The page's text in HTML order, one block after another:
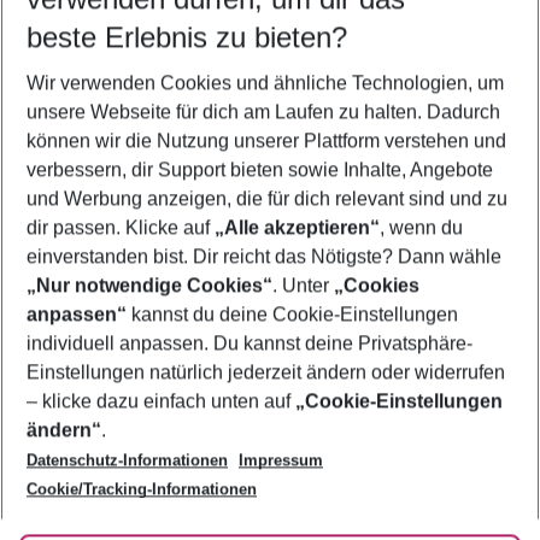
5-8 Nächte
2 Erwachsene Keine Kinder
Mehr Filter anzeigen
Footer
Footer navigation
Über uns
AGB
Bestpreisgarantie
Cookie-Einstellungen ändern
Cookie-Richtlinie
Agenturbetreuung
Barrierefreies Reisen
Folge uns
beste Erlebnis zu bieten?
Wir verwenden Cookies und ähnliche Technologien, um
unsere Webseite für dich am Laufen zu halten. Dadurch
können wir die Nutzung unserer Plattform verstehen und
verbessern, dir Support bieten sowie Inhalte, Angebote
und Werbung anzeigen, die für dich relevant sind und zu
dir passen. Klicke auf „Alle akzeptieren“, wenn du
einverstanden bist. Dir reicht das Nötigste? Dann wähle
„Nur notwendige Cookies“. Unter „Cookies
anpassen“ kannst du deine Cookie-Einstellungen
individuell anpassen. Du kannst deine Privatsphäre-
Einstellungen natürlich jederzeit ändern oder widerrufen
– klicke dazu einfach unten auf „Cookie-Einstellungen
ändern“.
Datenschutz-Informationen
Impressum
Cookie/Tracking-Informationen